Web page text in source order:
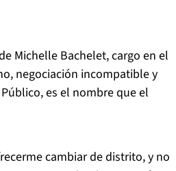
Michelle Bachelet, cargo en el
negociación incompatible y
es el nombre que el
cambiar de distrito, y no